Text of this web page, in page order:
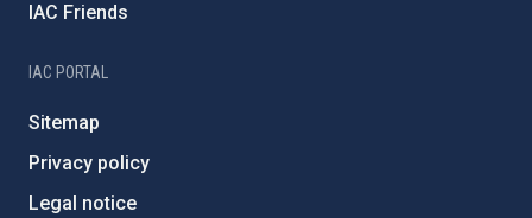
IAC Friends
IAC PORTAL
Sitemap
Privacy policy
Legal notice